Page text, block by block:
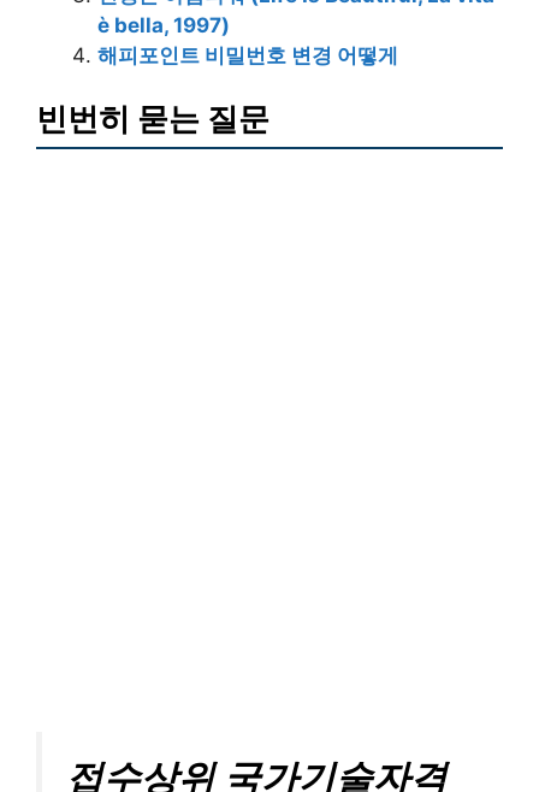
è bella, 1997)
해피포인트 비밀번호 변경 어떻게
빈번히 묻는 질문
접수상위 국가기술자격